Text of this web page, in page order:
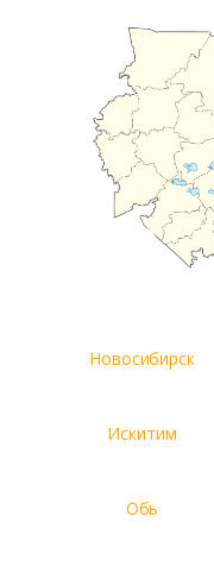
Новосибирск
Искитим
Обь